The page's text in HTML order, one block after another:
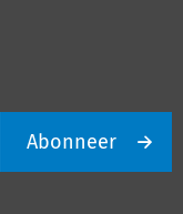
Abonneer